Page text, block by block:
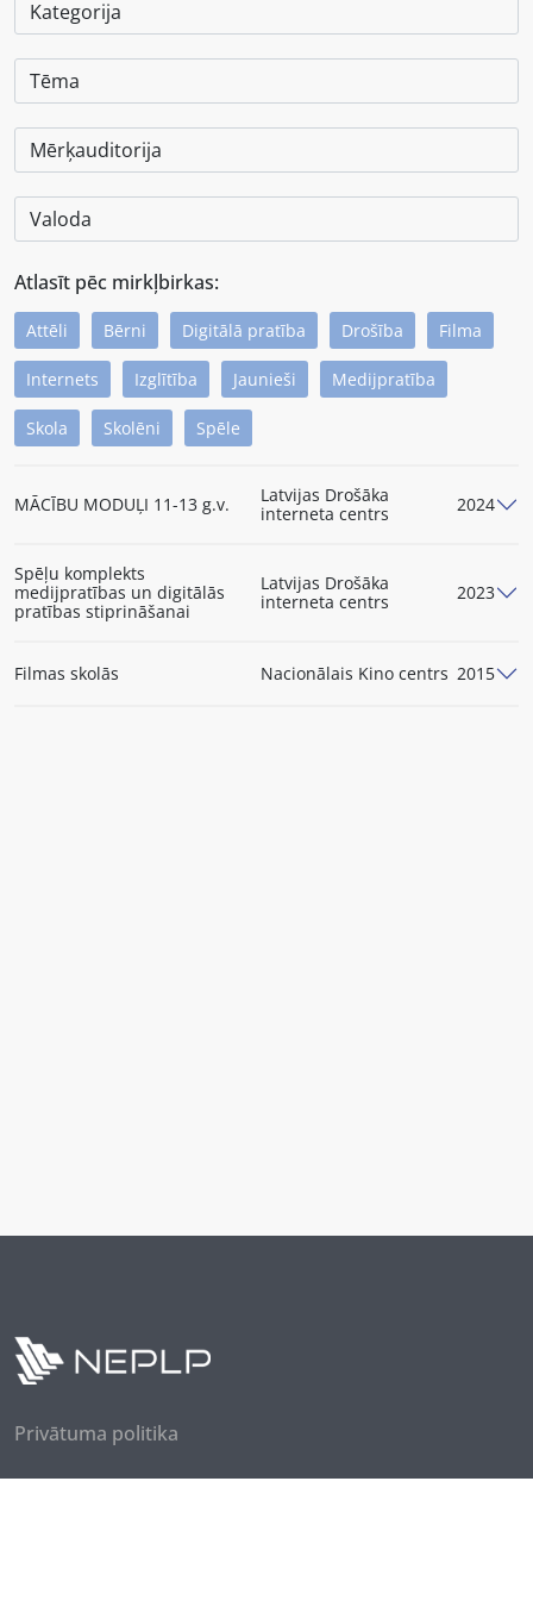
Atlasīt pēc mirkļbirkas:
Attēli Bērni Digitālā pratība Drošība Filma
Internets Izglītība Jaunieši Medijpratība
Skola Skolēni Spēle
MĀCĪBU MODUĻI 11-13 g.v.
Latvijas Drošāka
interneta centrs
2024
Spēļu komplekts
medijpratības un digitālās
pratības stiprināšanai
Latvijas Drošāka
interneta centrs
2023
Filmas skolās Nacionālais Kino centrs 2015
Privātuma politika